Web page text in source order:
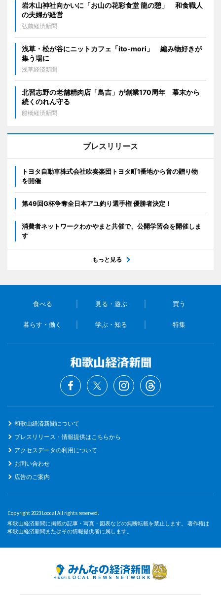
岩木山神社向かいに「お山の花彩食堂 龍の憩」 和食職人
の夫婦が経営
弘前経済新聞
浅草・松が谷にニットカフェ「ito-mori」 編み物好きが
集う場に
浅草経済新聞
北習志野の老舗精肉店「鳥吉」が創業170周年 幕末から
続くのれん守る
船橋経済新聞
プレスリリース
トヨタ自動車株式会社吹奏楽団トヨタ町1番地から音の贈り物
を開催
第49回G杯争奪全日本アユ釣り選手権 優勝者決定！
消費者ネットワークわかやまと共催で、公開学習会を開催しま
す
もっと見る
食べる 見る・遊ぶ 買う
暮らす・働く 学ぶ・知る 特集
和歌山経済新聞について
プレスリリース・情報提供はこちらから
アクセスデータの利用について
お問い合わせ
広告のご案内
Copyright 2023 Loocal All rights reserved.
和歌山経済新聞に掲載の記事・写真・図表などの無断転載を禁止します。 著作権は
和歌山経済新聞またはその情報提供者に属します。